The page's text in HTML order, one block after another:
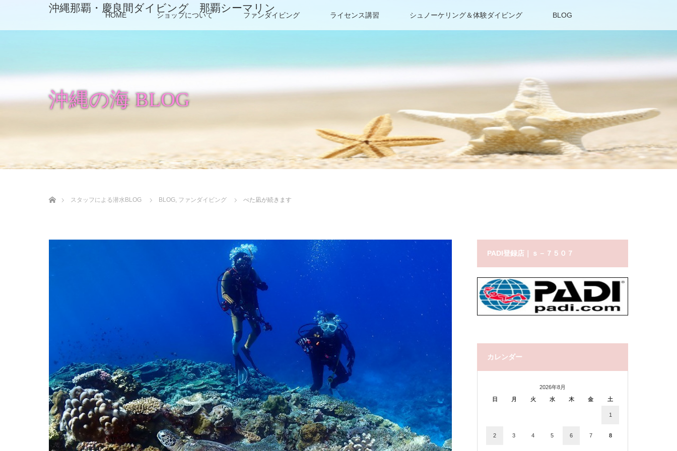
沖縄那覇・慶良間ダイビング 那覇シーマリン
HOME ショップについて ファンダイビング ライセンス講習 シュノーケリング＆体験ダイビング BLOG
沖縄の海 BLOG
スタッフによる潜水BLOG
BLOG, ファンダイビング べた凪が続きます
PADI登録店｜ｓ－７５０７
カレンダー
2026年8月
日
月 火 水 木 金 土
1
2 3 4 5 6 7 8